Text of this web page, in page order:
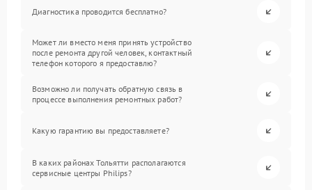
Диагностика проводится бесплатно?
Может ли вместо меня принять устройство
после ремонта другой человек, контактный
телефон которого я предоставлю?
Возможно ли получать обратную связь в
процессе выполнения ремонтных работ?
Какую гарантию вы предоставляете?
В каких районах Тольятти располагаются
сервисные центры Philips?